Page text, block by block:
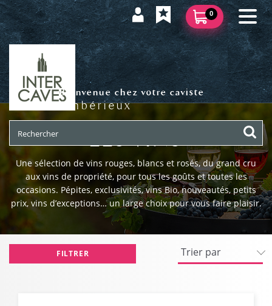
0
Bienvenue chez votre caviste
Ambérieux
LES VINS
Une sélection de vins rouges, blancs et rosés, du grand cru
aux vins de propriété, pour tous les goûts et toutes les
occasions. Pépites, exclusivités, vins Bio, nouveautés, petits
prix, vins d’exceptions… un large choix pour vous faire plaisir.
FILTRER